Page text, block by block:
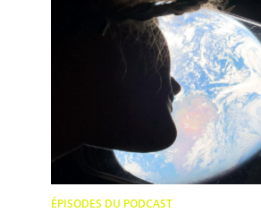
ÉPISODES DU PODCAST